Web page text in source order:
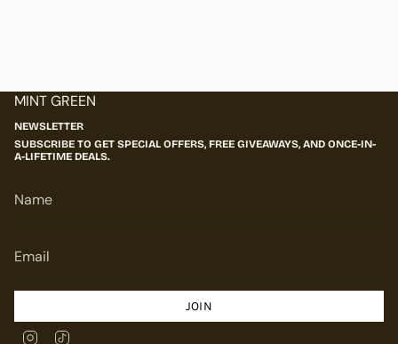
MINT GREEN
NEWSLETTER
SUBSCRIBE TO GET SPECIAL OFFERS, FREE GIVEAWAYS, AND ONCE-IN-
A-LIFETIME DEALS.
JOIN
Instagram